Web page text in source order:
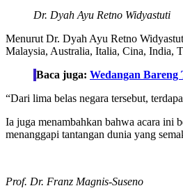
Dr. Dyah Ayu Retno Widyastuti
Menurut Dr. Dyah Ayu Retno
Malaysia, Australia, Italia, Cina, India,
Baca juga: Wedangan
“Dari lima belas negara tersebut,
Ia juga menambahkan bahwa acara ini
menanggapi tantangan dunia yang
Prof. Dr. Franz Magnis-Suseno